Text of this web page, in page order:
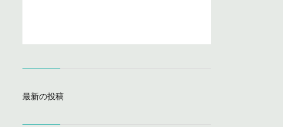
最新の投稿